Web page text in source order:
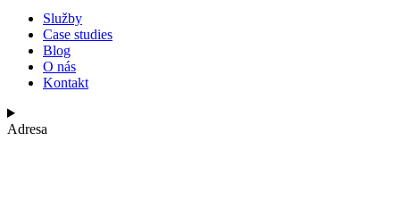
Služby
Case studies
Blog
O nás
Kontakt
Adresa